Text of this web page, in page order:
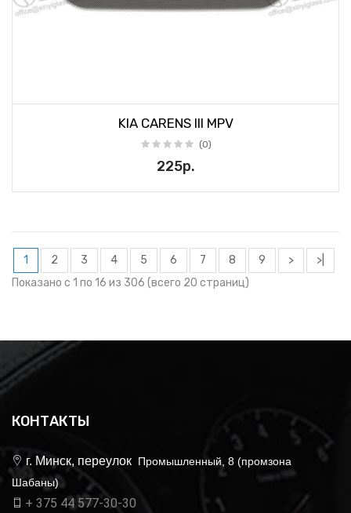
KIA CARENS III MPV
(0)
225р.
1 2 3 4 5 6 7 8 9 >
>|
Показано с 1 по 16 из 306 (всего 20 страниц)
КОНТАКТЫ
г. Минск, переулок Промышленный, 8 (промзона
Шабаны)
+ 375 44 577-30-30